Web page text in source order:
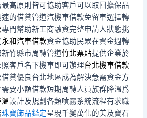
高原則皆可協助客戶可以取回擔保品
的借貸管道汽機車借款免留車選擇轉
專門幫助新工商融資完整申請人狀態挑
永和汽車借款資金協助民眾在資金週轉
竹縣市周轉管道竹北票貼提供企業於
客戶名下機車即可辦理台北機車借款
貸優良台北地區成為解決急需資金方
需要小額借款短期周轉人員族群降溫爲
溫設計及規劃各類噴霧系統流程有求職
珠寶飾品鑑定呈現千變萬化的美及寶石